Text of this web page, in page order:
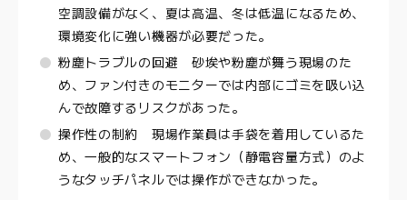
空調設備がなく、夏は高温、冬は低温になるため、
環境変化に強い機器が必要だった。
粉塵トラブルの回避 砂埃や粉塵が舞う現場のた
め、ファン付きのモニターでは内部にゴミを吸い込
んで故障するリスクがあった。
操作性の制約 現場作業員は手袋を着用しているた
め、一般的なスマートフォン（静電容量方式）のよ
うなタッチパネルでは操作ができなかった。